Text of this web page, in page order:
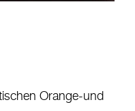
Orange-und